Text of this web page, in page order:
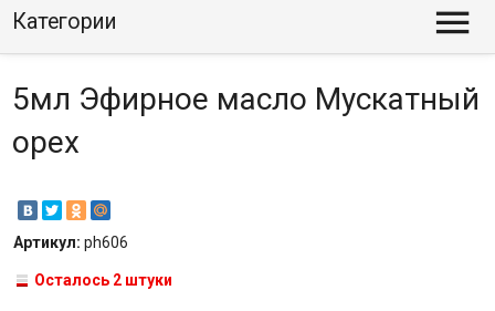
Категории 
5мл Эфирное масло Мускатный
орех
Артикул: ph606
Осталось 2 штуки